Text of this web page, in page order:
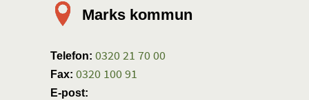
Marks kommun
Telefon: 0320 21 70 00
Fax: 0320 100 91
E-post: